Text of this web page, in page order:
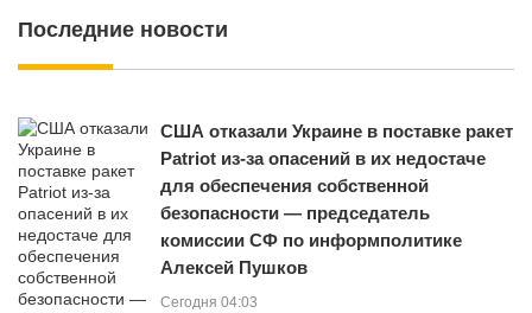
Последние новости
США отказали Украине в поставке ракет
Patriot из-за опасений в их недостаче
для обеспечения собственной
безопасности — председатель
комиссии СФ по информполитике
Алексей Пушков
Сегодня 04:03